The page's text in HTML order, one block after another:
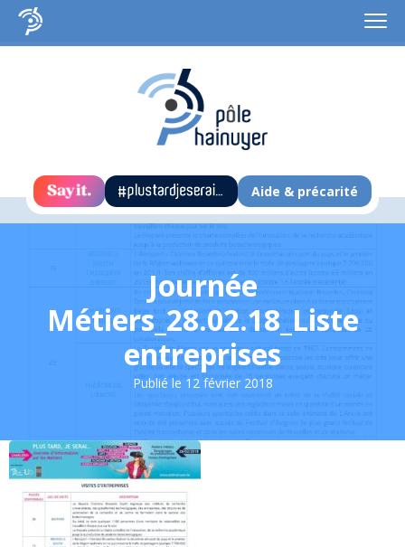
Aide & précarité
Journée
Métiers_28.02.18_Liste
entreprises
Publié le 12 février 2018